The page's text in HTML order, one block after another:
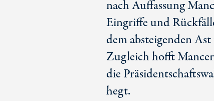
nach Auffassung
Eingriffe und
dem absteigenden
Zugleich hofft
die
hegt.